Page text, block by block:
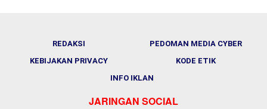
REDAKSI
PEDOMAN MEDIA CYBER
KEBIJAKAN PRIVACY
KODE ETIK
INFO IKLAN
JARINGAN SOCIAL